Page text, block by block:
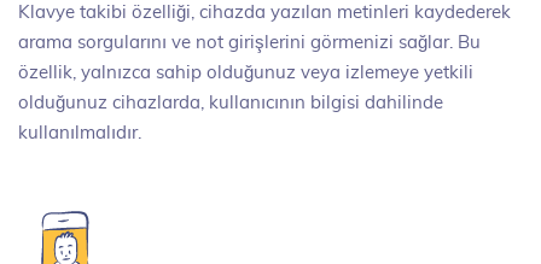
Klavye takibi özelliği, cihazda yazılan metinleri kaydederek
arama sorgularını ve not girişlerini görmenizi sağlar. Bu
özellik, yalnızca sahip olduğunuz veya izlemeye yetkili
olduğunuz cihazlarda, kullanıcının bilgisi dahilinde
kullanılmalıdır.